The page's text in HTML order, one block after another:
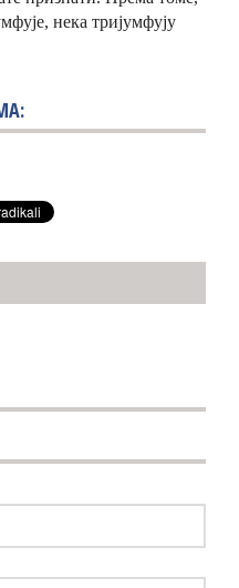
е, нека тријумфују